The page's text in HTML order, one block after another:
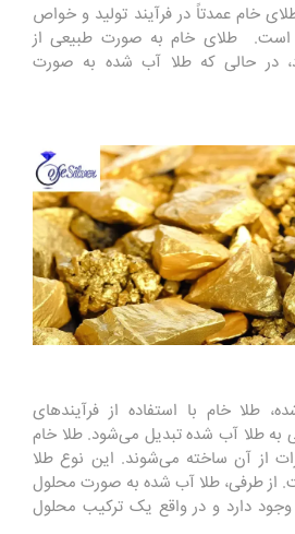
خام عمدتاً در فرآیند تولید و خواص
است. طلای خام به صورت طبیعی از
در حالی که طلا آب شده به صورت
طلا خام با استفاده از فرآیندهای
به طلا آب شده تبدیل می‌شود. طلا خام
از آن ساخته می‌شوند. این نوع طلا
از طرفی، طلا آب شده به صورت محلول
دارد و در واقع یک ترکیب محلول